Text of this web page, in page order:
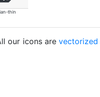
thin
our icons are vectorized